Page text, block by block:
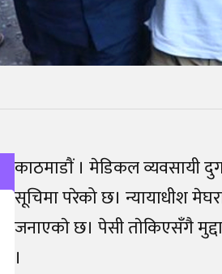
काठमाडाैं । मेडिकल व्यवसायी
सूचिमा परेको छ। न्यायाधीश
जनाएकाे छ। पेसी ताेकिएसँगै
।